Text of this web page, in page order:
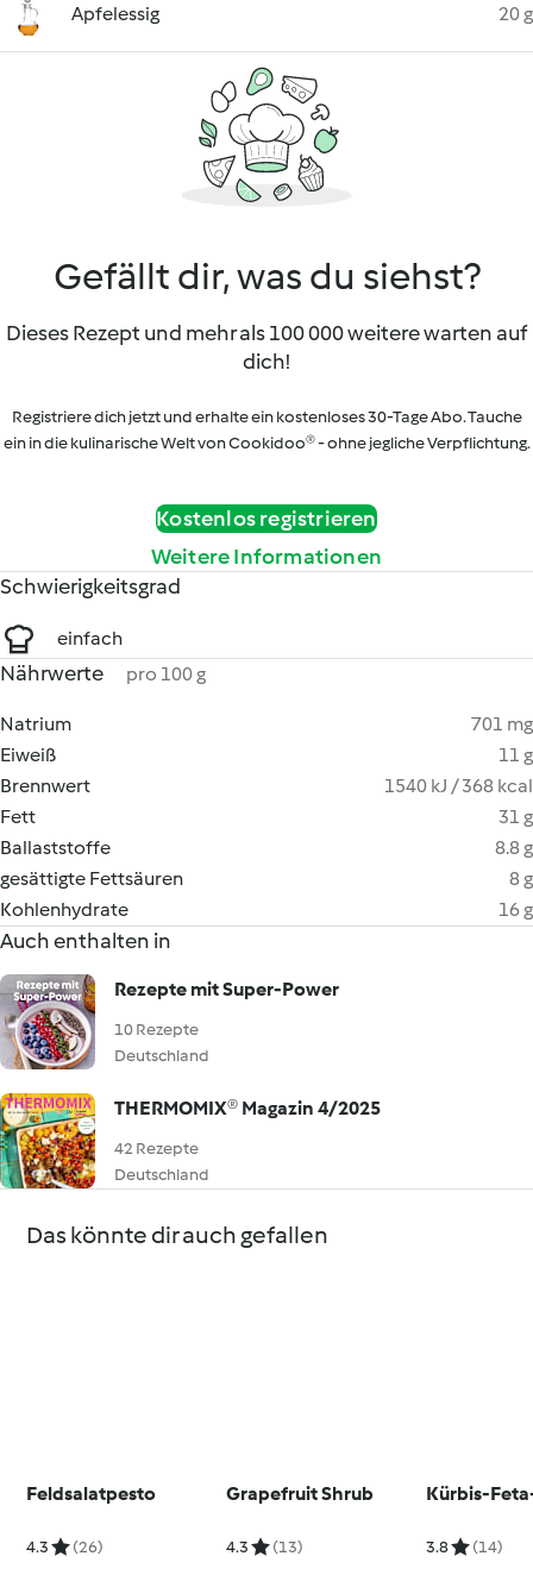
Apfelessig 20 g
Gefällt dir, was du siehst?
Dieses Rezept und mehr als 100 000 weitere warten auf
dich!
Registriere dich jetzt und erhalte ein kostenloses 30-Tage Abo. Tauche
ein in die kulinarische Welt von Cookidoo® - ohne jegliche Verpflichtung.
Kostenlos registrieren
Weitere Informationen
Schwierigkeitsgrad
einfach
Nährwerte pro 100 g
Natrium
701 mg
Eiweiß
11 g
Brennwert
1540 kJ / 368 kcal
Fett
31 g
Ballaststoffe
8.8 g
gesättigte Fettsäuren
8 g
Kohlenhydrate
16 g
Auch enthalten in
Rezepte mit Super-Power
10 Rezepte
Deutschland
THERMOMIX® Magazin 4/2025
42 Rezepte
Deutschland
Das könnte dir auch gefallen
Feldsalatpesto
4.3 (26)
Grapefruit Shrub
4.3 (13)
Kürbis-
3.8 (14)